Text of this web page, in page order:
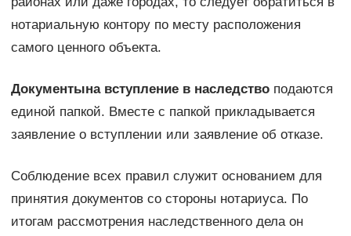
нотариальную контору по месту расположения
самого ценного объекта.
Документына вступление в наследствоподаются
единой папкой. Вместе с папкой прикладывается
заявление о вступлении или заявление об отказе.
Соблюдение всех правил служит основанием для
принятия документов со стороны нотариуса. По
итогам рассмотрения наследственного дела он